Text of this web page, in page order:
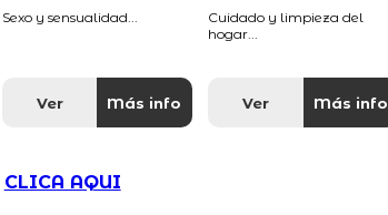
Sexo y sensualidad...
Ver Más info
Cuidado y limpieza del
hogar...
Ver Más info
CLICA AQUI